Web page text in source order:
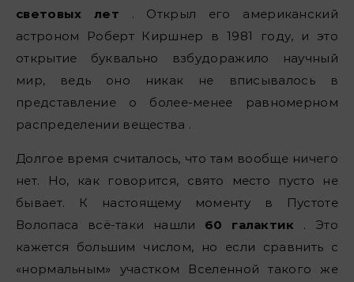
световых лет . Открыл его американский
астроном Роберт Киршнер в 1981 году, и это
открытие буквально взбудоражило научный
мир, ведь оно никак не вписывалось в
представление о более-менее равномерном
распределении вещества .
Долгое время считалось, что там вообще ничего
нет. Но, как говорится, свято место пусто не
бывает. К настоящему моменту в Пустоте
Волопаса всё-таки нашли 60 галактик . Это
кажется большим числом, но если сравнить с
«нормальным» участком Вселенной такого же